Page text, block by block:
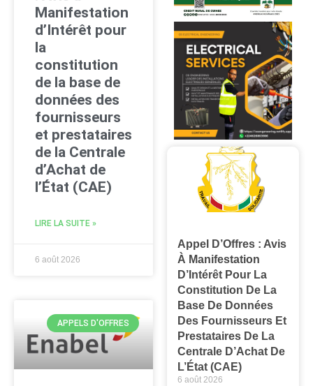
Manifestation
d’Intérêt pour
la
constitution
de la base de
données des
fournisseurs
et prestataires
de la Centrale
d’Achat de
l’État (CAE)
LIRE LA SUITE »
6 août 2026
APPELS D'OFFRES
Appel D’Offres : Avis
À Manifestation
D’Intérêt Pour La
Constitution De La
Base De Données
Des Fournisseurs Et
Prestataires De La
Centrale D’Achat De
L’État (CAE)
6 août 2026